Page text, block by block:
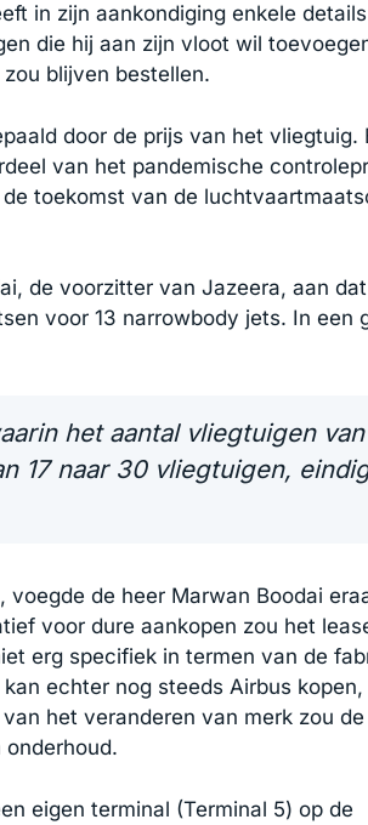
in zijn aankondiging enkele details
die hij aan zijn vloot wil
blijven bestellen.
door de prijs van het vliegtuig.
van het pandemische
toekomst van de
de voorzitter van Jazeera, aan
voor 13 narrowbody jets. In een
het aantal vliegtuigen van
17 naar 30 vliegtuigen,
de heer Marwan Boodai
voor dure aankopen zou het
erg specifiek in termen van de
echter nog steeds Airbus
het veranderen van merk zou
eigen terminal (Terminal 5) op de